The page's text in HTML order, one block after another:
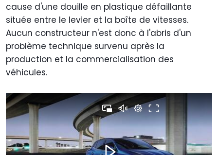
cause d'une douille en plastique défaillante
située entre le levier et la boîte de vitesses.
Aucun constructeur n'est donc à l'abris d'un
problème technique survenu après la
production et la commercialisation des
véhicules.